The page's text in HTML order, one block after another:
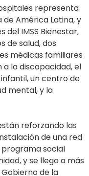
representa
América Latina, y
del IMSS Bienestar,
de salud, dos
médicas familiares
a la discapacidad, el
un centro de
mental, y la
reforzando las
de una red
programa social
y se llega a más
de la